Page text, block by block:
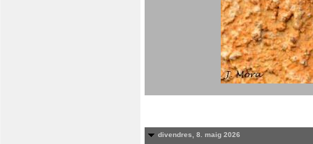
divendres, 8. maig 2026